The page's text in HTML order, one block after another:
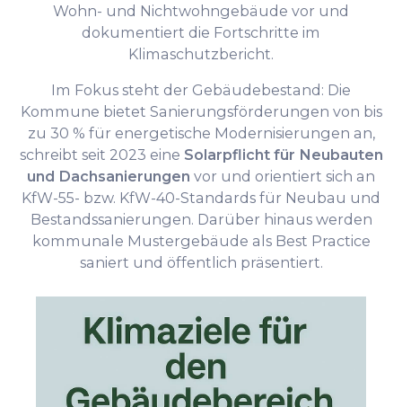
Wohn- und Nichtwohngebäude vor und
dokumentiert die Fortschritte im
Klimaschutzbericht.
Im Fokus steht der Gebäudebestand: Die
Kommune bietet Sanierungsförderungen von bis
zu 30 % für energetische Modernisierungen an,
schreibt seit 2023 eine Solarpflicht für Neubauten
und Dachsanierungen vor und orientiert sich an
KfW-55- bzw. KfW-40-Standards für Neubau und
Bestandssanierungen. Darüber hinaus werden
kommunale Mustergebäude als Best Practice
saniert und öffentlich präsentiert.